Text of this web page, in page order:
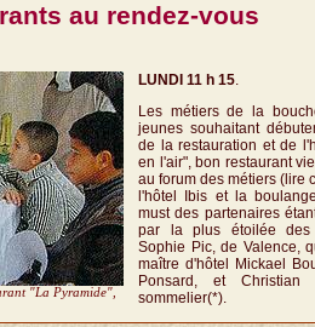
au rendez-vous
"La Pyramide",
LUNDI 11 h 15.
Les métiers de la
jeunes souhaitant
de la restauration et de
en l'air", bon restaurant
au forum des métiers (lire
l'hôtel Ibis et la
must des partenaires
par la plus étoilée des
Sophie Pic, de Valence,
maître d'hôtel Mickael
Ponsard, et Christian
sommelier(*).